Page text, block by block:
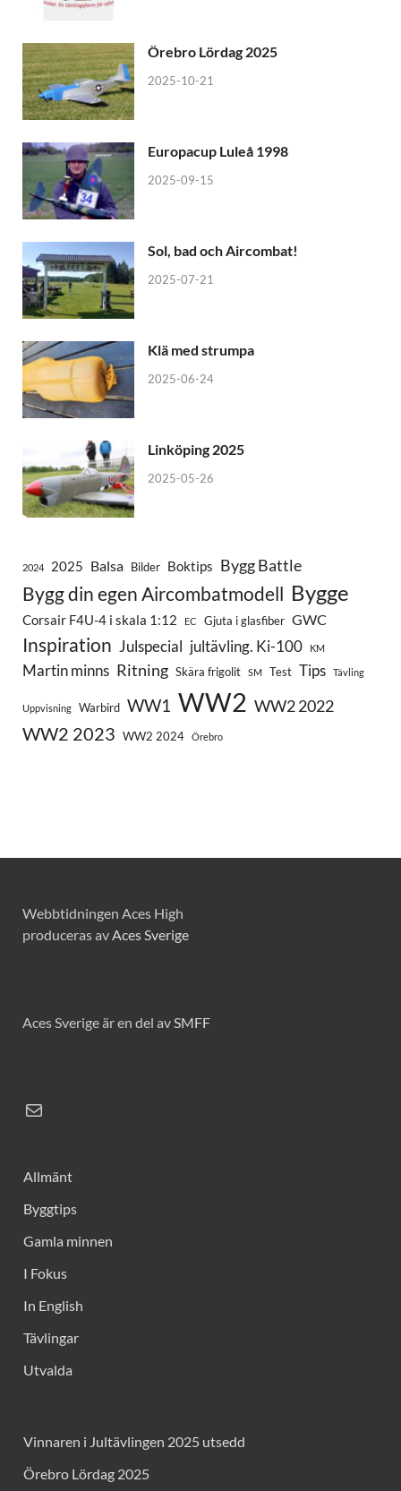
Örebro Lördag 2025
2025-10-21
Europacup Luleå 1998
2025-09-15
Sol, bad och Aircombat!
2025-07-21
Klä med strumpa
2025-06-24
Linköping 2025
2025-05-26
2024 2025 Balsa Bilder Boktips Bygg Battle
Bygg din egen Aircombatmodell Bygge
Corsair F4U-4 i skala 1:12 EC Gjuta i glasfiber GWC
Inspiration Julspecial jultävling. Ki-100 KM
Martin minns Ritning Skära frigolit SM Test Tips Tävling
Uppvisning Warbird WW1 WW2 WW2 2022
WW2 2023 WW2 2024 Örebro
Webbtidningen Aces High
produceras avAces Sverige
Aces Sverige är en del avSMFF
Allmänt
Byggtips
Gamla minnen
I Fokus
In English
Tävlingar
Utvalda
Vinnaren i Jultävlingen 2025 utsedd
Örebro Lördag 2025